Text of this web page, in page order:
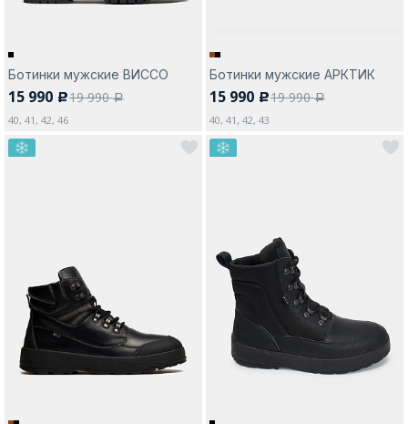
Ботинки мужские ВИССО
15 990 c19 990a
40, 41, 42, 46
Ботинки мужские АРКТИК
15 990 c19 990a
40, 41, 42, 43